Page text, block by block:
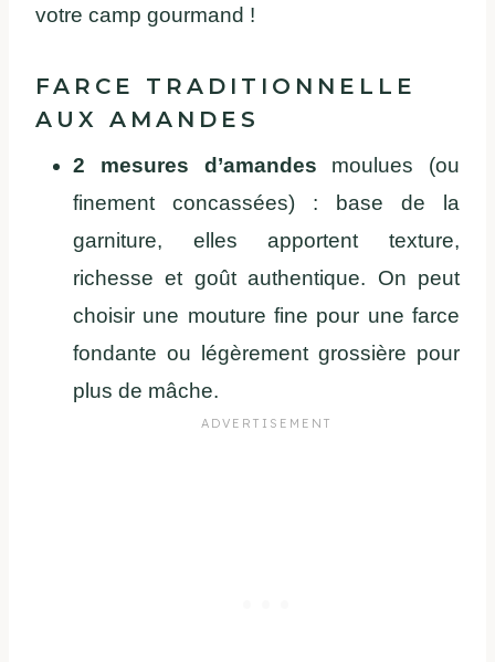
votre camp gourmand !
FARCE TRADITIONNELLE
AUX AMANDES
2 mesures d’amandes moulues (ou
finement concassées) : base de la
garniture, elles apportent texture,
richesse et goût authentique. On peut
choisir une mouture fine pour une farce
fondante ou légèrement grossière pour
plus de mâche.